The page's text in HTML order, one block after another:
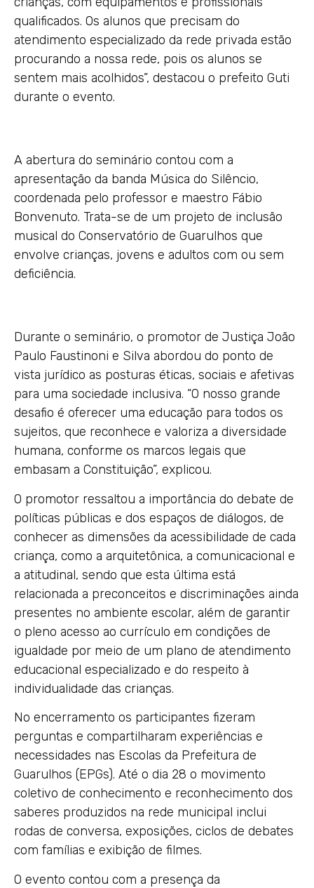
qualificados. Os alunos que precisam do
atendimento especializado da rede privada estão
procurando a nossa rede, pois os alunos se
sentem mais acolhidos”, destacou o prefeito Guti
durante o evento.
A abertura do seminário contou com a
apresentação da banda Música do Silêncio,
coordenada pelo professor e maestro Fábio
Bonvenuto. Trata-se de um projeto de inclusão
musical do Conservatório de Guarulhos que
envolve crianças, jovens e adultos com ou sem
deficiência.
Durante o seminário, o promotor de Justiça João
Paulo Faustinoni e Silva abordou do ponto de
vista jurídico as posturas éticas, sociais e afetivas
para uma sociedade inclusiva. “O nosso grande
desafio é oferecer uma educação para todos os
sujeitos, que reconhece e valoriza a diversidade
humana, conforme os marcos legais que
embasam a Constituição”, explicou.
O promotor ressaltou a importância do debate de
políticas públicas e dos espaços de diálogos, de
conhecer as dimensões da acessibilidade de cada
criança, como a arquitetônica, a comunicacional e
a atitudinal, sendo que esta última está
relacionada a preconceitos e discriminações ainda
presentes no ambiente escolar, além de garantir
o pleno acesso ao currículo em condições de
igualdade por meio de um plano de atendimento
educacional especializado e do respeito à
individualidade das crianças.
No encerramento os participantes fizeram
perguntas e compartilharam experiências e
necessidades nas Escolas da Prefeitura de
Guarulhos (EPGs). Até o dia 28 o movimento
coletivo de conhecimento e reconhecimento dos
saberes produzidos na rede municipal inclui
rodas de conversa, exposições, ciclos de debates
com famílias e exibição de filmes.
O evento contou com a presença da